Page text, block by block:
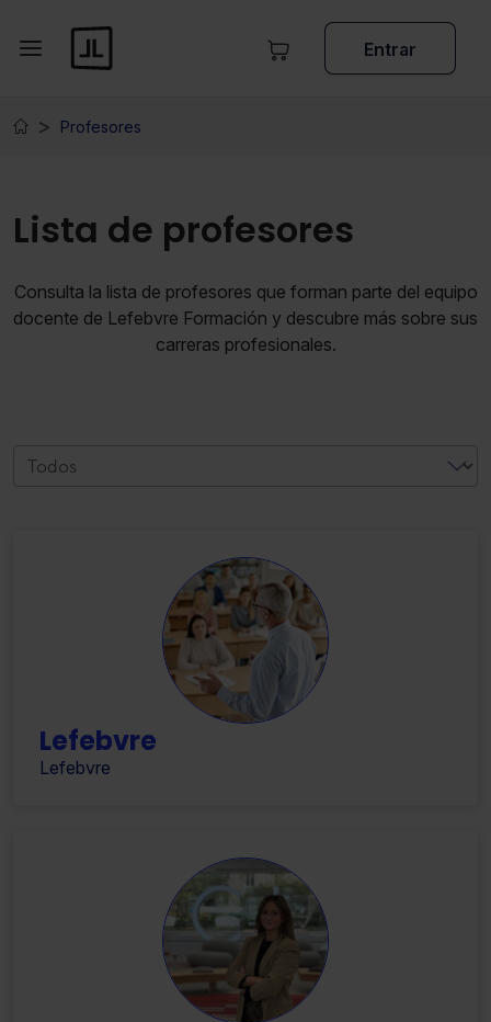
Entrar
Profesores
Lista de profesores
Consulta la lista de profesores que forman parte del equipo
docente de Lefebvre Formación y descubre más sobre sus
carreras profesionales.
Lefebvre
Lefebvre